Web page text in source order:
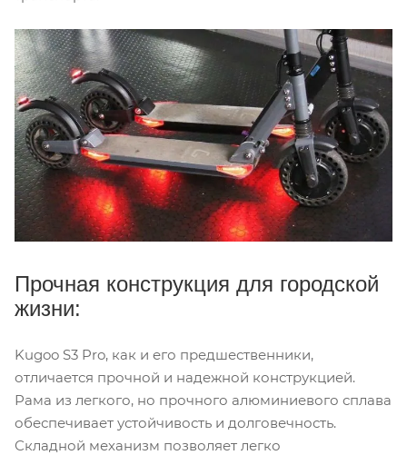
Прочная конструкция для городской
жизни:
Kugoo S3 Pro, как и его предшественники,
отличается прочной и надежной конструкцией.
Рама из легкого, но прочного алюминиевого сплава
обеспечивает устойчивость и долговечность.
Складной механизм позволяет легко